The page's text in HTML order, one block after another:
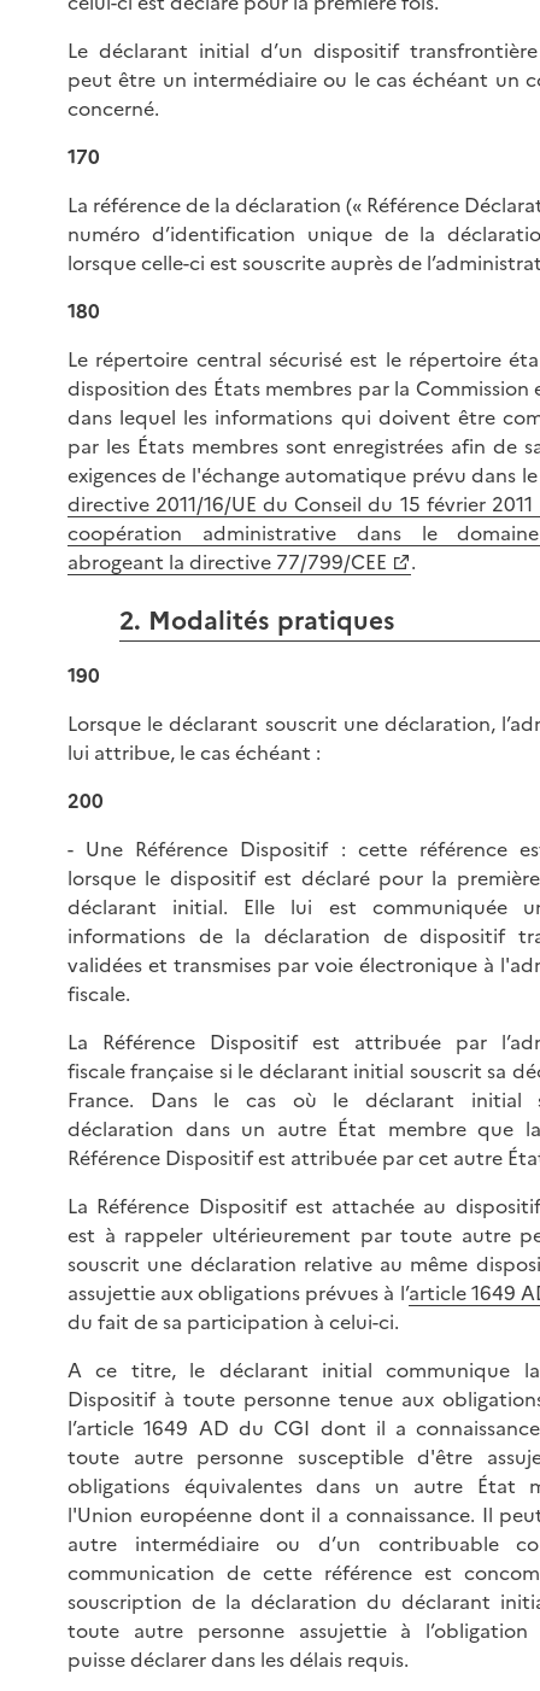
Le déclarant initial d’un dispositif
peut être un intermédiaire ou le cas échéant un
concerné.
170
La référence de la déclaration (« Référence
numéro d’identification unique de la
lorsque celle-ci est souscrite auprès de
180
Le répertoire central sécurisé est le répertoire
disposition des États membres par la Commission
dans lequel les informations qui doivent être
par les États membres sont enregistrées afin de
exigences de l'échange automatique prévu dans
directive 2011/16/UE du Conseil du 15 février
coopération administrative dans le
abrogeant la directive 77/799/CEE
.
2. Modalités pratiques
190
Lorsque le déclarant souscrit une déclaration,
lui attribue, le cas échéant :
200
- Une Référence Dispositif : cette référence
lorsque le dispositif est déclaré pour la
déclarant initial. Elle lui est communiquée
informations de la déclaration de dispositif
validées et transmises par voie électronique à
fiscale.
La Référence Dispositif est attribuée par
fiscale française si le déclarant initial souscrit sa
France. Dans le cas où le déclarant initial
déclaration dans un autre État membre que
Référence Dispositif est attribuée par cet autre
La Référence Dispositif est attachée au
est à rappeler ultérieurement par toute autre
souscrit une déclaration relative au même
assujettie aux obligations prévues à l’article 1649
du fait de sa participation à celui-ci.
A ce titre, le déclarant initial communique la
Dispositif à toute personne tenue aux
l’article 1649 AD du CGI dont il a
toute autre personne susceptible d'être
obligations équivalentes dans un autre État
l'Union européenne dont il a connaissance. Il peut
autre intermédiaire ou d’un contribuable
communication de cette référence est
souscription de la déclaration du déclarant
toute autre personne assujettie à l’obligation
puisse déclarer dans les délais requis.